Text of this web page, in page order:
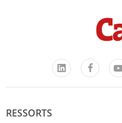
LinkedIn
RESSORTS